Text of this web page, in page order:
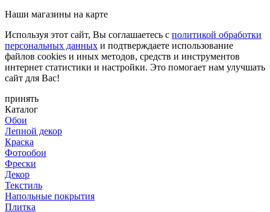
Наши магазины на карте
Используя этот сайт, Вы соглашаетесь с политикой обработки
персональных данных и подтверждаете использование
файлов cookies и иных методов, средств и инструментов
интернет статистики и настройки. Это помогает нам улучшать
сайт для Вас!
принять
Каталог
Обои
Лепной декор
Краска
Фотообои
Фрески
Декор
Текстиль
Напольные покрытия
Плитка